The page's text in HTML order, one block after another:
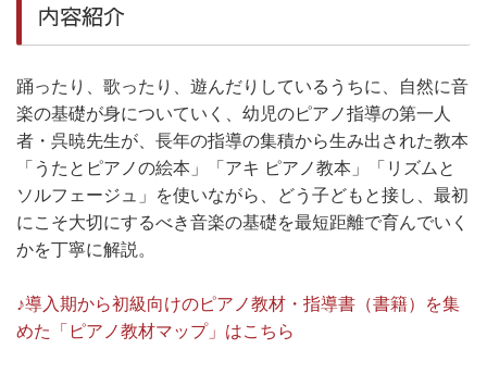
内容紹介
踊ったり、歌ったり、遊んだりしているうちに、自然に音
楽の基礎が身についていく、幼児のピアノ指導の第一人
者・呉暁先生が、長年の指導の集積から生み出された教本
「うたとピアノの絵本」「アキ ピアノ教本」「リズムと
ソルフェージュ」を使いながら、どう子どもと接し、最初
にこそ大切にするべき音楽の基礎を最短距離で育んでいく
かを丁寧に解説。
♪導入期から初級向けのピアノ教材・指導書（書籍）を集
めた「ピアノ教材マップ」はこちら